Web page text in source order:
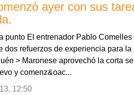
ayer con sus
punto El entrenador Pablo
dos refuerzos de experiencia para
> Maronese aprovechó la corta
y comenz&oac...
12:50